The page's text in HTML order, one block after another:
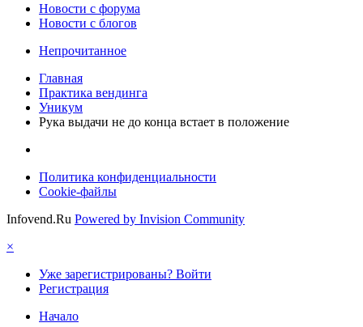
Новости c форума
Новости с блогов
Непрочитанное
Главная
Практика вендинга
Уникум
Рука выдачи не до конца встает в положение
Политика конфиденциальности
Cookie-файлы
Infovend.Ru Powered by Invision Community
×
Уже зарегистрированы? Войти
Регистрация
Начало